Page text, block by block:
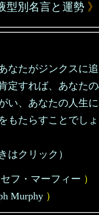
型別名言と運勢 》
なたがジンクスに
定すれば、あなた
い、あなたの人生
もたらすことでしょ
はクリック）
フ・マーフィー ）
Murphy ）